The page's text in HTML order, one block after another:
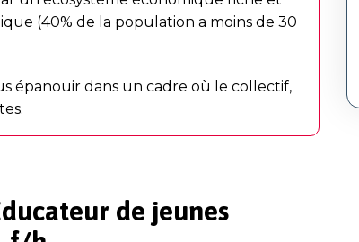
(40% de la population a moins de 30
épanouir dans un cadre où le collectif,
de jeunes